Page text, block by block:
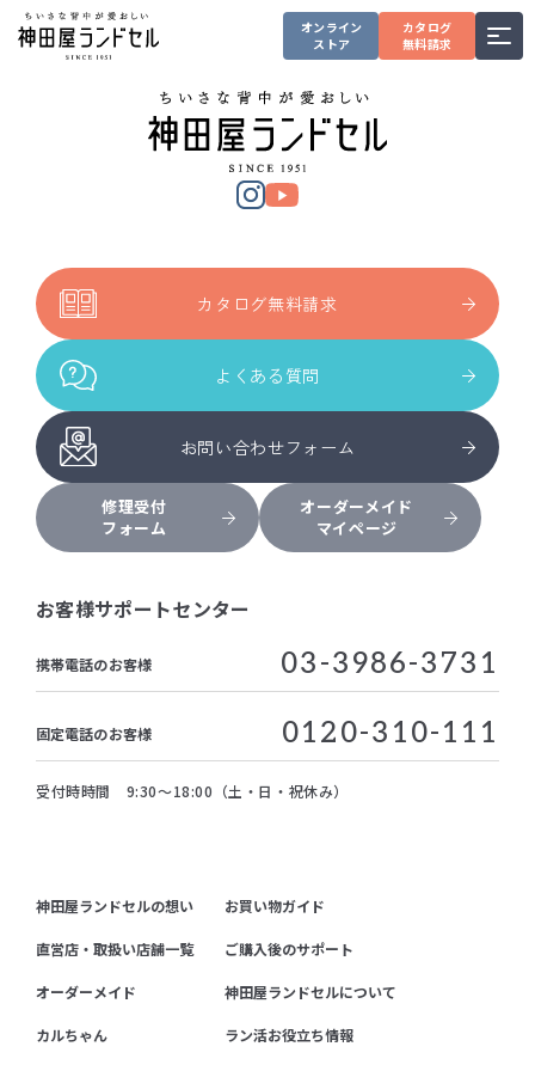
オンライン
ストア
カタログ
無料請求
カタログ無料請求
よくある質問
お問い合わせフォーム
修理受付
フォーム
オーダーメイド
マイページ
お客様サポートセンター
携帯電話のお客様 03-3986-3731
固定電話のお客様 0120-310-111
受付時時間 9:30～18:00（土・日・祝休み）
神田屋ランドセルの想い
直営店・取扱い店舗一覧
オーダーメイド
カルちゃん
お買い物ガイド
ご購入後のサポート
神田屋ランドセルについて
ラン活お役立ち情報